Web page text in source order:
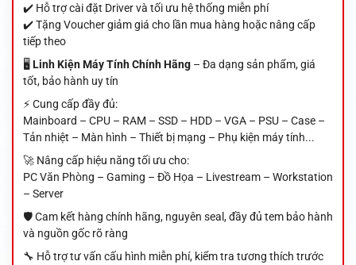
✔️ Hỗ trợ cài đặt Driver và tối ưu hệ thống miễn phí
✔️ Tặng Voucher giảm giá cho lần mua hàng hoặc nâng cấp
tiếp theo
🖥️ Linh Kiện Máy Tính Chính Hãng– Đa dạng sản phẩm, giá
tốt, bảo hành uy tín
⚡ Cung cấp đầy đủ:
Mainboard – CPU – RAM – SSD – HDD – VGA – PSU – Case –
Tản nhiệt – Màn hình – Thiết bị mạng – Phụ kiện máy tính...
🚀 Nâng cấp hiệu năng tối ưu cho:
PC Văn Phòng – Gaming – Đồ Họa – Livestream – Workstation
– Server
🛡️ Cam kết hàng chính hãng, nguyên seal, đầy đủ tem bảo hành
và nguồn gốc rõ ràng
🔧 Hỗ trợ tư vấn cấu hình miễn phí, kiểm tra tương thích trước